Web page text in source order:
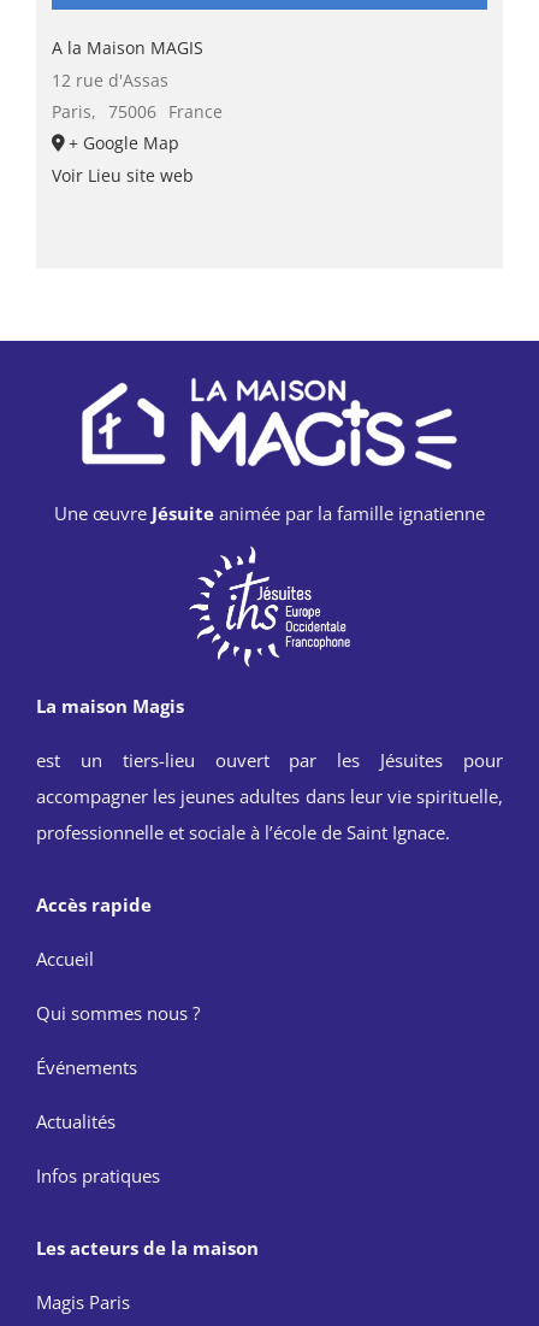
A la Maison MAGIS
12 rue d'Assas
Paris, 75006 France
+ Google Map
Voir Lieu site web
Une œuvre Jésuite animée par la famille ignatienne
La maison Magis
est un tiers-lieu ouvert par les Jésuites pour
accompagner les jeunes adultes dans leur vie spirituelle,
professionnelle et sociale à l’école de Saint Ignace.
Accès rapide
Accueil
Qui sommes nous ?
Événements
Actualités
Infos pratiques
Les acteurs de la maison
Magis Paris